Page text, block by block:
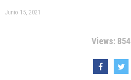
Junio 15, 2021
Views: 854